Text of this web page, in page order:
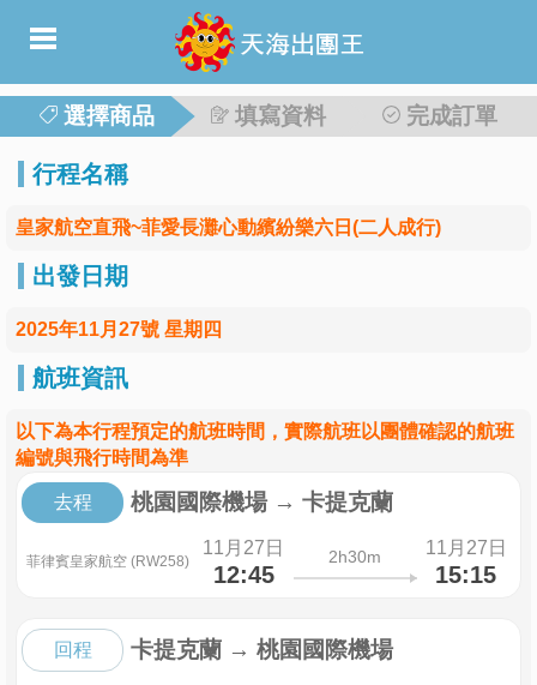
選擇商品 填寫資料 完成訂單
行程名稱
皇家航空直飛~菲愛長灘心動繽紛樂六日(二人成行)
出發日期
2025年11月27號 星期四
航班資訊
以下為本行程預定的航班時間，實際航班以團體確認的航班
編號與飛行時間為準
去程 桃園國際機場 → 卡提克蘭
菲律賓皇家航空 (RW258)
11月27日
12:45
2h30m 11月27日
15:15
回程 卡提克蘭 → 桃園國際機場